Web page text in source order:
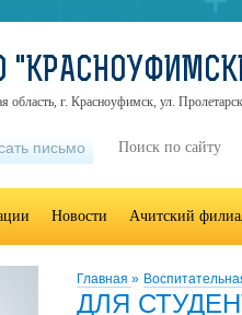
Главная »
ДЛЯ
область, г. Красноуфимск, ул.
письмо
Новости Ачитский